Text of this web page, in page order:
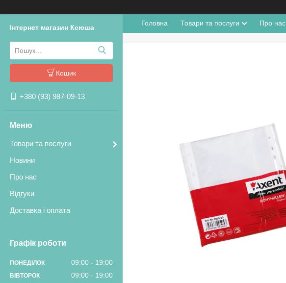
Інтернет магазин Ксюша
Кошик
+380 (93) 987-09-13
Товари та послуги
Новини
Про нас
Відгуки
Доставка і оплата
Графік роботи
ПОНЕДІЛОК 09:00 19:00
ВІВТОРОК 09:00 19:00
Головна Товари та послуги Про нас